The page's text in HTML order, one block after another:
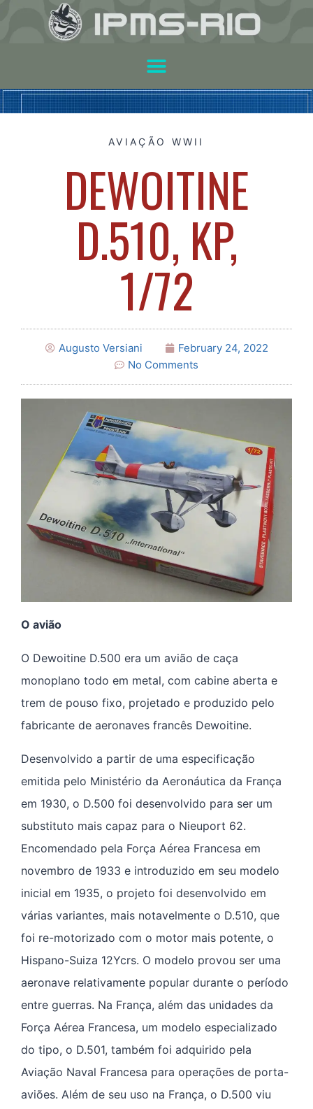
AVIAÇÃO WWII
DEWOITINE
D.510, KP,
1/72
Augusto Versiani
February 24, 2022
No Comments
O avião
O Dewoitine D.500 era um avião de caça
monoplano todo em metal, com cabine aberta e
trem de pouso fixo, projetado e produzido pelo
fabricante de aeronaves francês Dewoitine.
Desenvolvido a partir de uma especificação
emitida pelo Ministério da Aeronáutica da França
em 1930, o D.500 foi desenvolvido para ser um
substituto mais capaz para o Nieuport 62.
Encomendado pela Força Aérea Francesa em
novembro de 1933 e introduzido em seu modelo
inicial em 1935, o projeto foi desenvolvido em
várias variantes, mais notavelmente o D.510, que
foi re-motorizado com o motor mais potente, o
Hispano-Suiza 12Ycrs. O modelo provou ser uma
aeronave relativamente popular durante o período
entre guerras. Na França, além das unidades da
Força Aérea Francesa, um modelo especializado
do tipo, o D.501, também foi adquirido pela
Aviação Naval Francesa para operações de porta-
aviões. Além de seu uso na França, o D.500 viu